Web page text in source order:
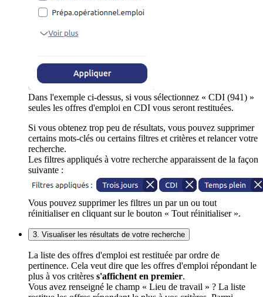
Dans l'exemple ci-dessus, si vous sélectionnez « CDI (941) »
seules les offres d'emploi en CDI vous seront restituées.
Si vous obtenez trop peu de résultats, vous pouvez supprimer
certains mots-clés ou certains filtres et critères et relancer votre
recherche.
Les filtres appliqués à votre recherche apparaissent de la façon
suivante :
Vous pouvez supprimer les filtres un par un ou tout
réinitialiser en cliquant sur le bouton « Tout réinitialiser ».
3. Visualiser les résultats de votre recherche
La liste des offres d'emploi est restituée par ordre de
pertinence. Cela veut dire que les offres d'emploi répondant le
plus à vos critères s'affichent en premier.
Vous avez renseigné le champ « Lieu de travail » ? La liste